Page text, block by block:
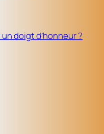
doigt d’honneur ?